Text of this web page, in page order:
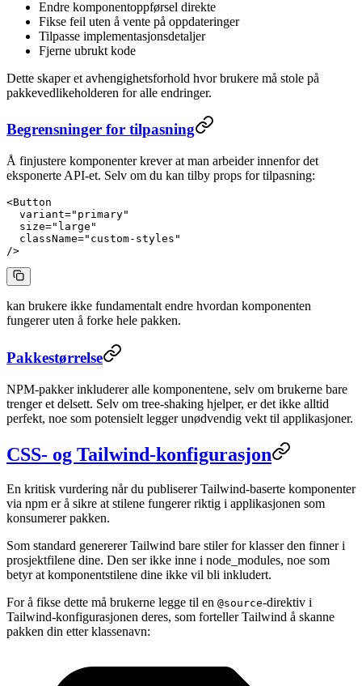
Endre komponentoppførsel direkte
Fikse feil uten å vente på oppdateringer
Tilpasse implementasjonsdetaljer
Fjerne ubrukt kode
Dette skaper et avhengighetsforhold hvor brukere må stole på
pakkevedlikeholderen for alle endringer.
Begrensninger for tilpasning
Å finjustere komponenter krever at man arbeider innenfor det
eksponerte API-et. Selv om du kan tilby props for tilpasning:
<Button
  variant
="primary"
  size
="large"
  className
="custom-styles"
/>
kan brukere ikke fundamentalt endre hvordan komponenten
fungerer uten å forke hele pakken.
Pakkestørrelse
NPM-pakker inkluderer alle komponentene, selv om brukerne bare
trenger et delsett. Selv om tree-shaking hjelper, er det ikke alltid
perfekt, noe som potensielt legger unødvendig vekt til applikasjoner.
CSS- og Tailwind-konfigurasjon
En kritisk vurdering når du publiserer Tailwind-baserte komponenter
via npm er å sikre at stilene fungerer riktig i applikasjonen som
konsumerer pakken.
Som standard genererer Tailwind bare stiler for klasser den finner i
prosjektfilene dine. Den ser ikke inne i node_modules, noe som
betyr at komponentstilene dine ikke vil bli inkludert.
For å fikse dette må brukerne legge til en @source-direktiv i
Tailwind-konfigurasjonen deres, som forteller Tailwind å skanne
pakken din etter klassenavn: